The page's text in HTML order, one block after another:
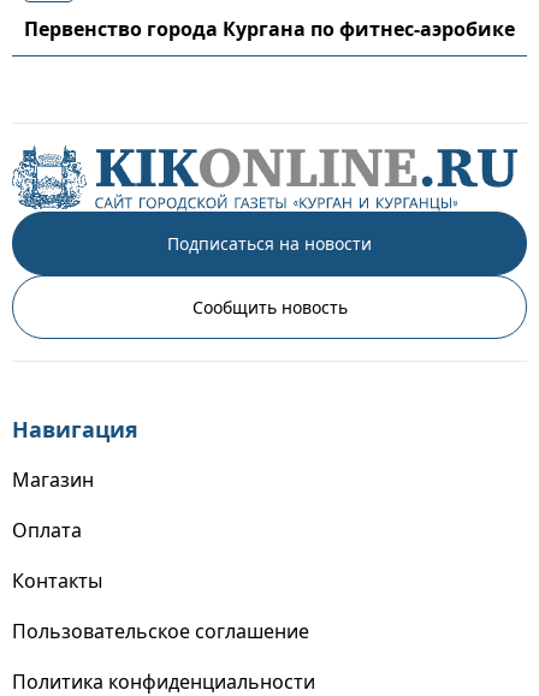
Первенство города Кургана по фитнес-аэробике
Подписаться на новости
Сообщить новость
Навигация
Магазин
Оплата
Контакты
Пользовательское соглашение
Политика конфиденциальности